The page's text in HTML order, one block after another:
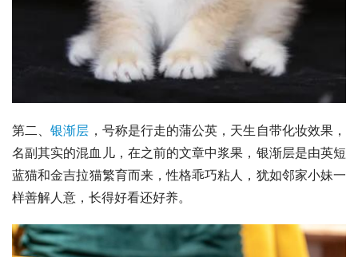
第二、银渐层 ，号称是行走的蒲公英，天生自带化妆效果，
名副其实的混血儿，在之前的文章中浆果，银渐层是由英短
蓝猫和金吉拉猫繁育而来，性格乖巧粘人，犹如邻家小妹一
样善解人意，长得好看还好养。